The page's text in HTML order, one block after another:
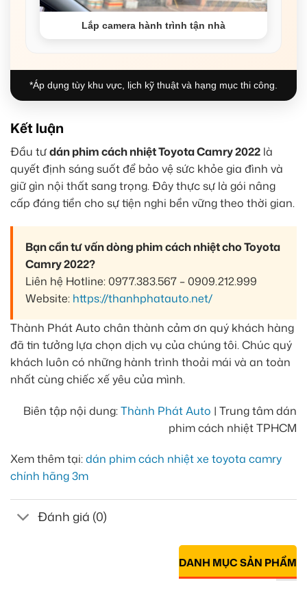
Lắp camera hành trình tận nhà
*Áp dụng tùy khu vực, lịch kỹ thuật và hạng mục thi công.
Kết luận
Đầu tưdán phim cách nhiệt Toyota Camry 2022 là
quyết định sáng suốt để bảo vệ sức khỏe gia đình và
giữ gìn nội thất sang trọng. Đây thực sự là gói nâng
cấp đáng tiền cho sự tiện nghi bền vững theo thời gian.
Bạn cần tư vấn dòng phim cách nhiệt cho Toyota
Camry 2022?
Liên hệ Hotline: 0977.383.567 – 0909.212.999
Website: https://thanhphatauto.net/
Thành Phát Auto chân thành cảm ơn quý khách hàng
đã tin tưởng lựa chọn dịch vụ của chúng tôi. Chúc quý
khách luôn có những hành trình thoải mái và an toàn
nhất cùng chiếc xế yêu của mình.
Biên tập nội dung:Thành Phát Auto | Trung tâm dán
phim cách nhiệt TPHCM
Xem thêm tại:dán phim cách nhiệt xe toyota camry
chính hãng 3m
Đánh giá (0)
DANH MỤC SẢN PHẨM